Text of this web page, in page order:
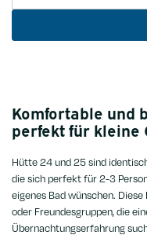
Komfortable und
perfekt für kleine
Hütte 24 und 25 sind
die sich perfekt für 2-3
eigenes Bad wünschen.
oder Freundesgruppen, die
Übernachtungserfahrung